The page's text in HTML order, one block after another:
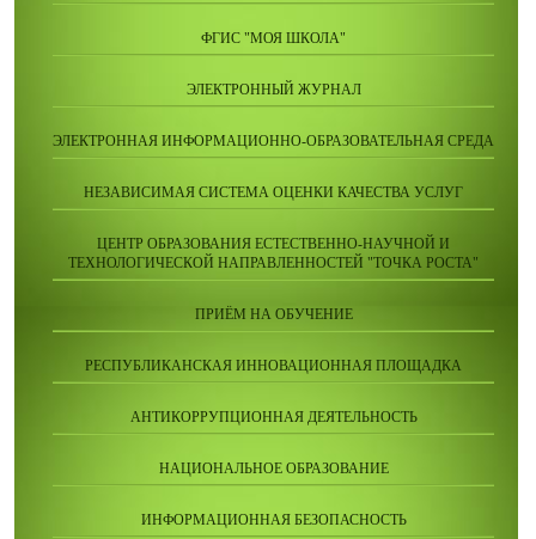
ФГИС "МОЯ ШКОЛА"
ЭЛЕКТРОННЫЙ ЖУРНАЛ
ЭЛЕКТРОННАЯ ИНФОРМАЦИОННО-ОБРАЗОВАТЕЛЬНАЯ СРЕДА
НЕЗАВИСИМАЯ СИСТЕМА ОЦЕНКИ КАЧЕСТВА УСЛУГ
ЦЕНТР ОБРАЗОВАНИЯ ЕСТЕСТВЕННО-НАУЧНОЙ И
ТЕХНОЛОГИЧЕСКОЙ НАПРАВЛЕННОСТЕЙ "ТОЧКА РОСТА"
ПРИЁМ НА ОБУЧЕНИЕ
РЕСПУБЛИКАНСКАЯ ИННОВАЦИОННАЯ ПЛОЩАДКА
АНТИКОРРУПЦИОННАЯ ДЕЯТЕЛЬНОСТЬ
НАЦИОНАЛЬНОЕ ОБРАЗОВАНИЕ
ИНФОРМАЦИОННАЯ БЕЗОПАСНОСТЬ